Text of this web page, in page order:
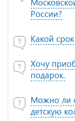
России?
Какой
Хочу
подарок.
Можно ли
детскую